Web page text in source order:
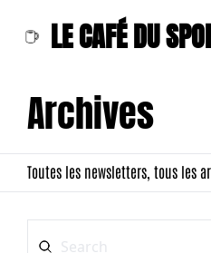
LE CAFÉ DU
Archives
Toutes les newsletters, tous les